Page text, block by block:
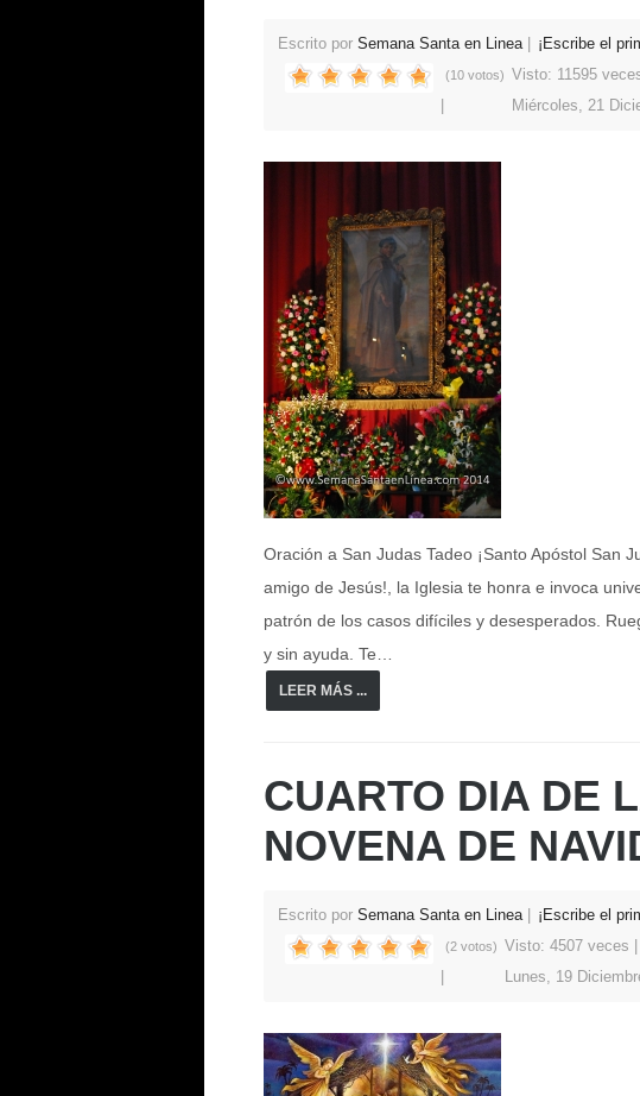
Escrito por Semana Santa en Linea ¡Escribe el
(10 votos) Visto: 11595
Miércoles, 21
Oración a San Judas Tadeo ¡Santo Apóstol San
amigo de Jesús!, la Iglesia te honra e invoca
patrón de los casos difíciles y desesperados.
y sin ayuda. Te…
LEER MÁS ...
CUARTO DIA DE
NOVENA DE
Escrito por Semana Santa en Linea ¡Escribe el
(2 votos) Visto: 4507 veces
Lunes, 19